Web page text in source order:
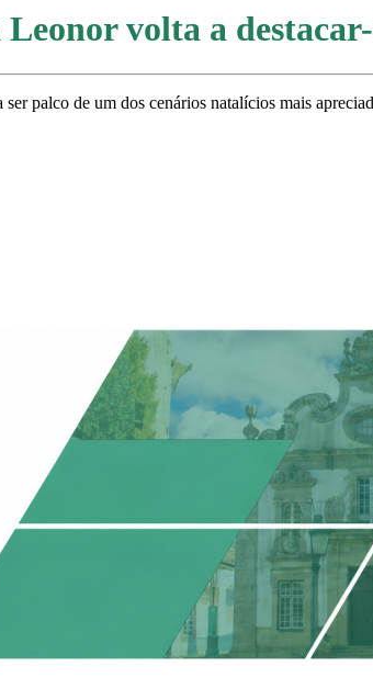
volta a
palco de um dos cenários natalícios mais